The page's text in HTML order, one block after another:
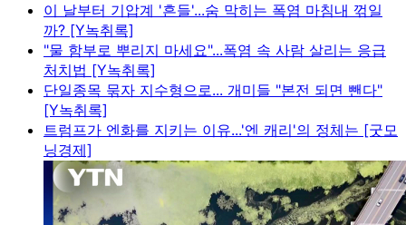
이 날부터 기압계 '흔들'...숨 막히는 폭염 마침내 꺾일
까? [Y녹취록]
"물 함부로 뿌리지 마세요"...폭염 속 사람 살리는 응급
처치법 [Y녹취록]
단일종목 묶자 지수형으로... 개미들 "본전 되면 뺀다"
[Y녹취록]
트럼프가 엔화를 지키는 이유...'엔 캐리'의 정체는 [굿모
닝경제]